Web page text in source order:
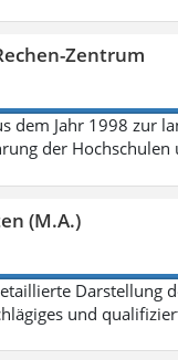
Zentrum
dem Jahr 1998 zur
der
(M.A.)
Darstellung
und